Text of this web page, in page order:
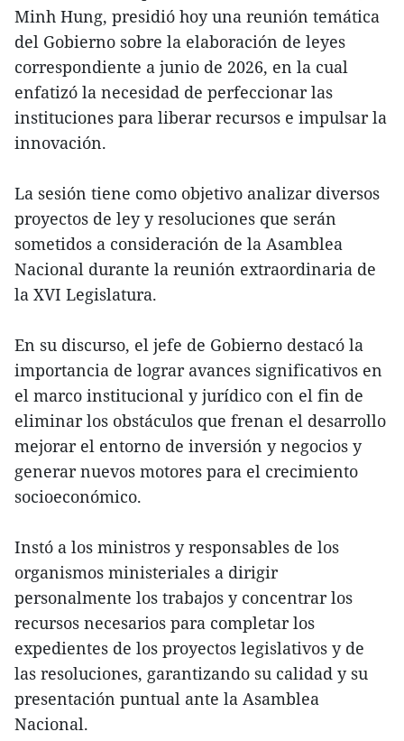
Minh Hung, presidió hoy una reunión temática
del Gobierno sobre la elaboración de leyes
correspondiente a junio de 2026, en la cual
enfatizó la necesidad de perfeccionar las
instituciones para liberar recursos e impulsar la
innovación.
La sesión tiene como objetivo analizar diversos
proyectos de ley y resoluciones que serán
sometidos a consideración de la Asamblea
Nacional durante la reunión extraordinaria de
la XVI Legislatura.
En su discurso, el jefe de Gobierno destacó la
importancia de lograr avances significativos en
el marco institucional y jurídico con el fin de
eliminar los obstáculos que frenan el desarrollo
mejorar el entorno de inversión y negocios y
generar nuevos motores para el crecimiento
socioeconómico.
Instó a los ministros y responsables de los
organismos ministeriales a dirigir
personalmente los trabajos y concentrar los
recursos necesarios para completar los
expedientes de los proyectos legislativos y de
las resoluciones, garantizando su calidad y su
presentación puntual ante la Asamblea
Nacional.